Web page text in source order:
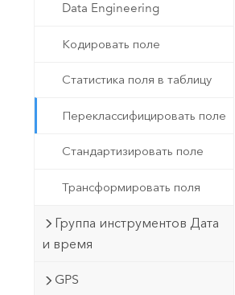
Data Engineering
Кодировать поле
Статистика поля в таблицу
Переклассифицировать поле
Стандартизировать поле
Трансформировать поля
Группа инструментов Дата
и время
GPS